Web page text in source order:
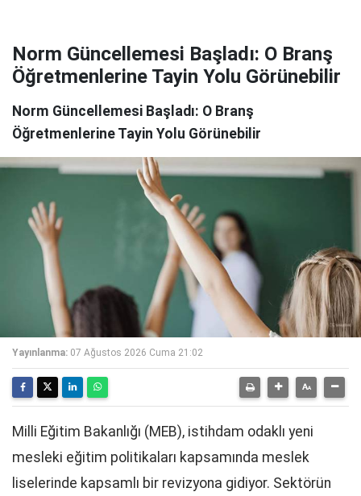
Norm Güncellemesi Başladı: O Branş
Öğretmenlerine Tayin Yolu Görünebilir
Norm Güncellemesi Başladı: O Branş
Öğretmenlerine Tayin Yolu Görünebilir
Yayınlanma: 07 Ağustos 2026 Cuma 21:02
Milli Eğitim Bakanlığı (MEB), istihdam odaklı yeni
mesleki eğitim politikaları kapsamında meslek
liselerinde kapsamlı bir revizyona gidiyor. Sektörün